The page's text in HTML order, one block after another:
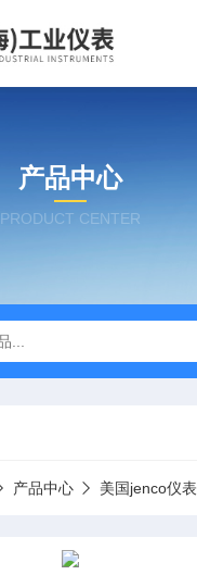
产品中心
PRODUCT CENTER
产品中心 美国jenco仪表